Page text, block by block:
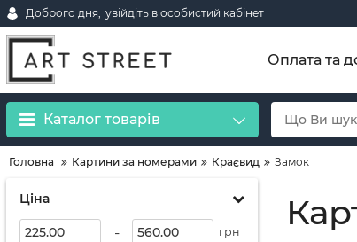
Доброго дня, увійдіть в особистий кабінет
Оплата та
Каталог товарів
Головна Картини за номерами Краєвид Замок
Ціна
- грн